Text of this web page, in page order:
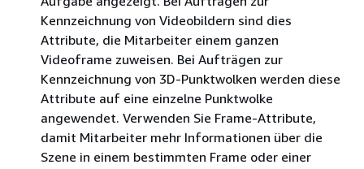
Kennzeichnung von Videobildern sind dies
Attribute, die Mitarbeiter einem ganzen
Videoframe zuweisen. Bei Aufträgen zur
Kennzeichnung von 3D-Punktwolken werden diese
Attribute auf eine einzelne Punktwolke
angewendet. Verwenden Sie Frame-Attribute,
damit Mitarbeiter mehr Informationen über die
Szene in einem bestimmten Frame oder einer